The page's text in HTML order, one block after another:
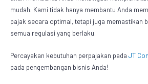
mudah. Kami tidak hanya membantu Anda
pajak secara optimal, tetapi juga memastikan
semua regulasi yang berlaku.
Percayakan kebutuhan perpajakan padaJT
pada pengembangan bisnis Anda!